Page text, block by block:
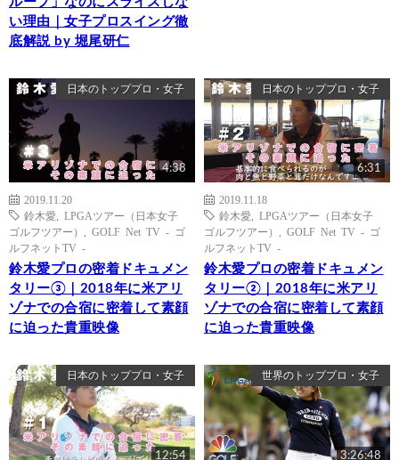
い理由｜女子プロスイング徹
底解説 by 堀尾研仁
日本のトッププロ・女子
4:38
2019.11.20
鈴木愛
LPGAツアー（日本女子
ゴルフツアー）
GOLF Net TV - ゴ
ルフネットTV -
鈴木愛プロの密着ドキュメン
タリー③｜2018年に米アリ
ゾナでの合宿に密着して素顔
に迫った貴重映像
日本のトッププロ・女子
6:31
2019.11.18
鈴木愛
LPGAツアー（日本女子
ゴルフツアー）
GOLF Net TV - ゴ
ルフネットTV -
鈴木愛プロの密着ドキュメン
タリー②｜2018年に米アリ
ゾナでの合宿に密着して素顔
に迫った貴重映像
日本のトッププロ・女子
12:54
世界のトッププロ・女子
3:26:48